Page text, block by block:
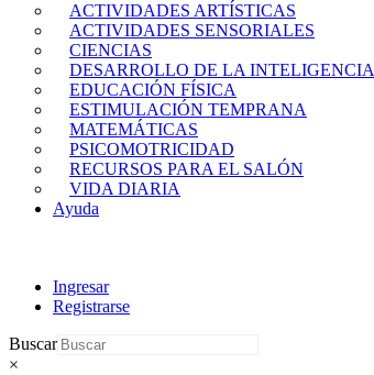
ACTIVIDADES ARTÍSTICAS
ACTIVIDADES SENSORIALES
CIENCIAS
DESARROLLO DE LA INTELIGENCIA
EDUCACIÓN FÍSICA
ESTIMULACIÓN TEMPRANA
MATEMÁTICAS
PSICOMOTRICIDAD
RECURSOS PARA EL SALÓN
VIDA DIARIA
Ayuda
Ingresar
Registrarse
Buscar
×